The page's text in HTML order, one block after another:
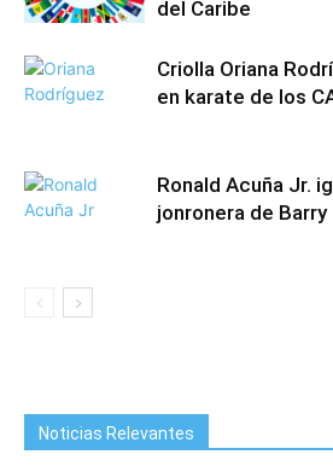
del Caribe
Criolla Oriana
en karate de los
Ronald Acuña Jr.
jonronera de Barry
Noticias Relevantes